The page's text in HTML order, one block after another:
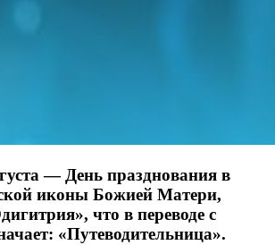
— День празднования в
иконы Божией Матери,
что в переводе с
«Путеводительница».